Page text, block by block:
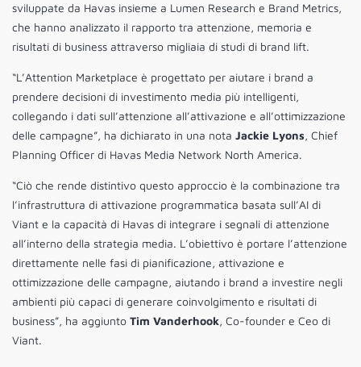
sviluppate da Havas insieme a Lumen Research e Brand Metrics,
che hanno analizzato il rapporto tra attenzione, memoria e
risultati di business attraverso migliaia di studi di brand lift.
“L’Attention Marketplace è progettato per aiutare i brand a
prendere decisioni di investimento media più intelligenti,
collegando i dati sull’attenzione all’attivazione e all’ottimizzazione
delle campagne”, ha dichiarato in una nota Jackie Lyons, Chief
Planning Officer di Havas Media Network North America.
“Ciò che rende distintivo questo approccio è la combinazione tra
l’infrastruttura di attivazione programmatica basata sull’AI di
Viant e la capacità di Havas di integrare i segnali di attenzione
all’interno della strategia media. L’obiettivo è portare l’attenzione
direttamente nelle fasi di pianificazione, attivazione e
ottimizzazione delle campagne, aiutando i brand a investire negli
ambienti più capaci di generare coinvolgimento e risultati di
business”, ha aggiunto Tim Vanderhook, Co-founder e Ceo di
Viant.